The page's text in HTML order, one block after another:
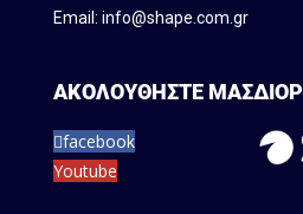
Email: info@shape.com.gr
ΑΚΟΛΟΥΘΗΣΤΕ ΜΑΣ
facebook
Youtube